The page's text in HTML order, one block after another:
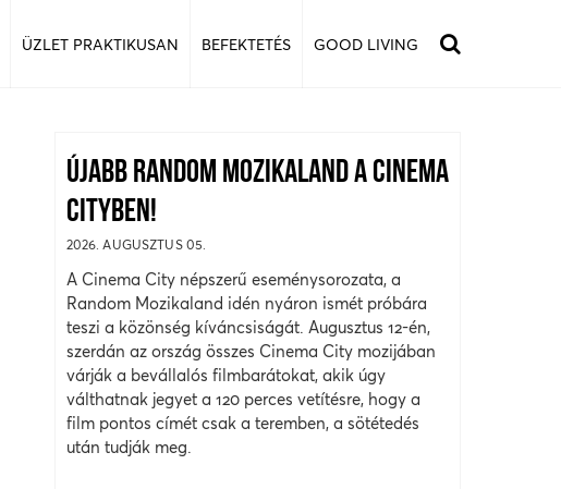
ÜZLET PRAKTIKUSAN BEFEKTETÉS GOOD LIVING
ÚJABB RANDOM MOZIKALAND A CINEMA
CITYBEN!
2026. AUGUSZTUS 05.
A Cinema City népszerű eseménysorozata, a
Random Mozikaland idén nyáron ismét próbára
teszi a közönség kíváncsiságát. Augusztus 12-én,
szerdán az ország összes Cinema City mozijában
várják a bevállalós filmbarátokat, akik úgy
válthatnak jegyet a 120 perces vetítésre, hogy a
film pontos címét csak a teremben, a sötétedés
után tudják meg.